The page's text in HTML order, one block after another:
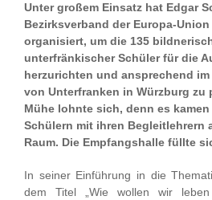
Unter großem Einsatz hat Edgar
Bezirksverband der Europa-
organisiert, um die 135
unterfränkischer Schüler für die
herzurichten und ansprechend
von Unterfranken in Würzburg zu
Mühe lohnte sich, denn es
Schülern mit ihren Begleitlehrern
Raum. Die Empfangshalle füllte
In seiner Einführung in die
dem Titel „Wie wollen wir